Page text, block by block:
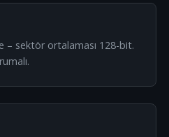
– sektör ortalaması 128-bit.